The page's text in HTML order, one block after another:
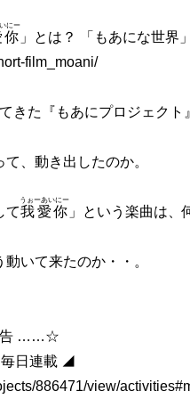
你
にー
」とは？ 「もあにな世界
film_moani/
きた『もあにプロジェクト』
、動き出したのか。
て我愛你
うぉーあいにー
」という楽曲は、
いて来たのか・・。
告 ……☆
日連載 ◢
886471/view/